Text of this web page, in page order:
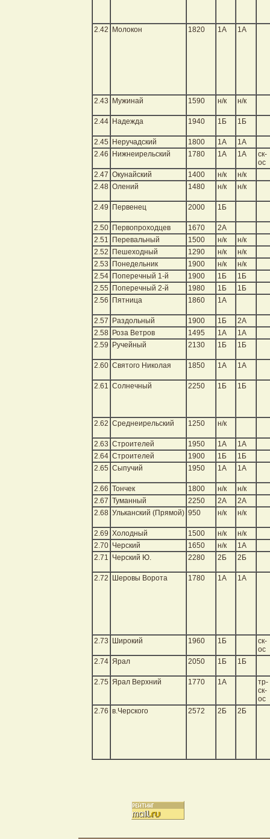
2.42 Молокон 1820 1А 1А
2.43 Мужинай 1590 н/к н/к
2.44 Надежда 1940 1Б 1Б
2.45 Неручадский 1800 1А
1А
2.46
Нижнеирельский 1780 1А 1А
ск-
ос
2.47 Окунайский 1400 н/к
н/к
2.48 Олений 1480 н/к н/к
2.49 Первенец 2000 1Б
2.50 Первопроходцев 1670
2А
2.51
Перевальный 1500 н/к
н/к
2.52
Пешеходный 1290 н/к
н/к
2.53
Понедельник 1900 н/к
н/к
2.54 Поперечный 1-й 1900 1Б
1Б
2.55
Поперечный 2-й 1980 1Б
1Б
2.56
Пятница 1860 1А
2.57 Раздольный 1900 1Б
2А
2.58
Роза Ветров 1495 1А
1А
2.59
Ручейный 2130 1Б 1Б
2.60 Святого Николая 1850 1А 1А
2.61 Солнечный 2250 1Б 1Б
2.62 Среднеирельский 1250 н/к
2.63 Строителей 1950 1А
1А
2.64 Строителей 1900 1Б
1Б
2.65 Сыпучий 1950 1А 1А
2.66 Тончек 1800 н/к
н/к
2.67 Туманный 2250 2А
2А
2.68 Ульканский (Прямой) 950 н/к н/к
2.69 Холодный 1500 н/к
н/к
2.70 Черский 1650 н/к
1А
2.71 Черский Ю. 2280 2Б 2Б
2.72 Шеровы Ворота 1780 1А 1А
2.73 Широкий 1960 1Б
ск-
ос
2.74 Ярал 2050 1Б 1Б
2.75 Ярал Верхний 1770 1А
тр-
ск-
ос
2.76 в.Черского 2572 2Б 2Б